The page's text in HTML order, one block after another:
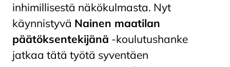
inhimillisestä näkökulmasta. Nyt
käynnistyvä Nainen maatilan
päätöksentekijänä -koulutushanke
jatkaa tätä työtä syventäen